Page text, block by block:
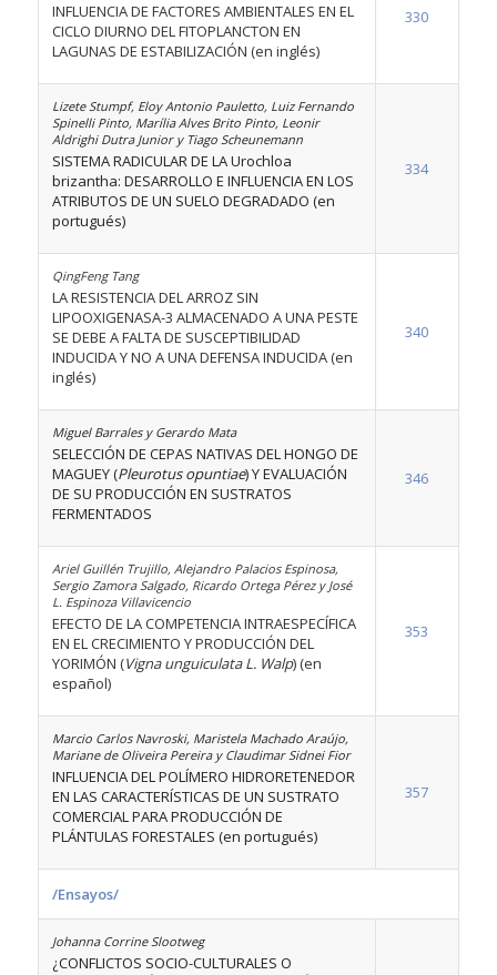
INFLUENCIA DE FACTORES AMBIENTALES EN EL
CICLO DIURNO DEL FITOPLANCTON EN
LAGUNAS DE ESTABILIZACIÓN (en inglés)
330
Lizete Stumpf, Eloy Antonio Pauletto, Luiz Fernando
Spinelli Pinto, Marília Alves Brito Pinto, Leonir
Aldrighi Dutra Junior y Tiago Scheunemann
SISTEMA RADICULAR DE LA Urochloa
brizantha: DESARROLLO E INFLUENCIA EN LOS
ATRIBUTOS DE UN SUELO DEGRADADO (en
portugués)
334
QingFeng Tang
LA RESISTENCIA DEL ARROZ SIN
LIPOOXIGENASA-3 ALMACENADO A UNA PESTE
SE DEBE A FALTA DE SUSCEPTIBILIDAD
INDUCIDA Y NO A UNA DEFENSA INDUCIDA (en
inglés)
340
Miguel Barrales y Gerardo Mata
SELECCIÓN DE CEPAS NATIVAS DEL HONGO DE
MAGUEY (Pleurotus opuntiae) Y EVALUACIÓN
DE SU PRODUCCIÓN EN SUSTRATOS
FERMENTADOS
346
Ariel Guillén Trujillo, Alejandro Palacios Espinosa,
Sergio Zamora Salgado, Ricardo Ortega Pérez y José
L. Espinoza Villavicencio
EFECTO DE LA COMPETENCIA INTRAESPECÍFICA
EN EL CRECIMIENTO Y PRODUCCIÓN DEL
YORIMÓN (Vigna unguiculata L. Walp) (en
español)
353
Marcio Carlos Navroski, Maristela Machado Araújo,
Mariane de Oliveira Pereira y Claudimar Sidnei Fior
INFLUENCIA DEL POLÍMERO HIDRORETENEDOR
EN LAS CARACTERÍSTICAS DE UN SUSTRATO
COMERCIAL PARA PRODUCCIÓN DE
PLÁNTULAS FORESTALES (en portugués)
357
/Ensayos/
Johanna Corrine Slootweg
¿CONFLICTOS SOCIO-CULTURALES O